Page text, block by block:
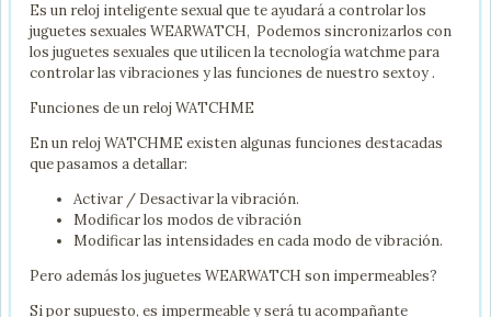
Es un reloj inteligente sexual que te ayudará a controlar los
juguetes sexuales WEARWATCH, Podemos sincronizarlos con
los juguetes sexuales que utilicen la tecnología watchme para
controlar las vibraciones y las funciones de nuestro sextoy .
Funciones de un reloj WATCHME
En un reloj WATCHME existen algunas funciones destacadas
que pasamos a detallar:
Activar / Desactivar la vibración.
Modificar los modos de vibración
Modificar las intensidades en cada modo de vibración.
Pero además los juguetes WEARWATCH son impermeables?
Si por supuesto, es impermeable y será tu acompañante